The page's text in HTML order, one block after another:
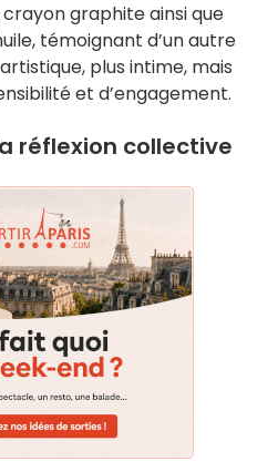
graphite ainsi que
témoignant d’un autre
plus intime, mais
et d’engagement.
réflexion collective